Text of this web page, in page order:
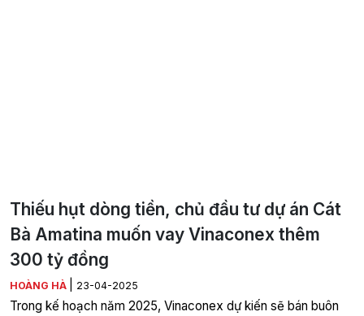
Thiếu hụt dòng tiền, chủ đầu tư dự án Cát
Bà Amatina muốn vay Vinaconex thêm
300 tỷ đồng
HOÀNG HÀ 23-04-2025
Trong kế hoạch năm 2025, Vinaconex dự kiến sẽ bán buôn